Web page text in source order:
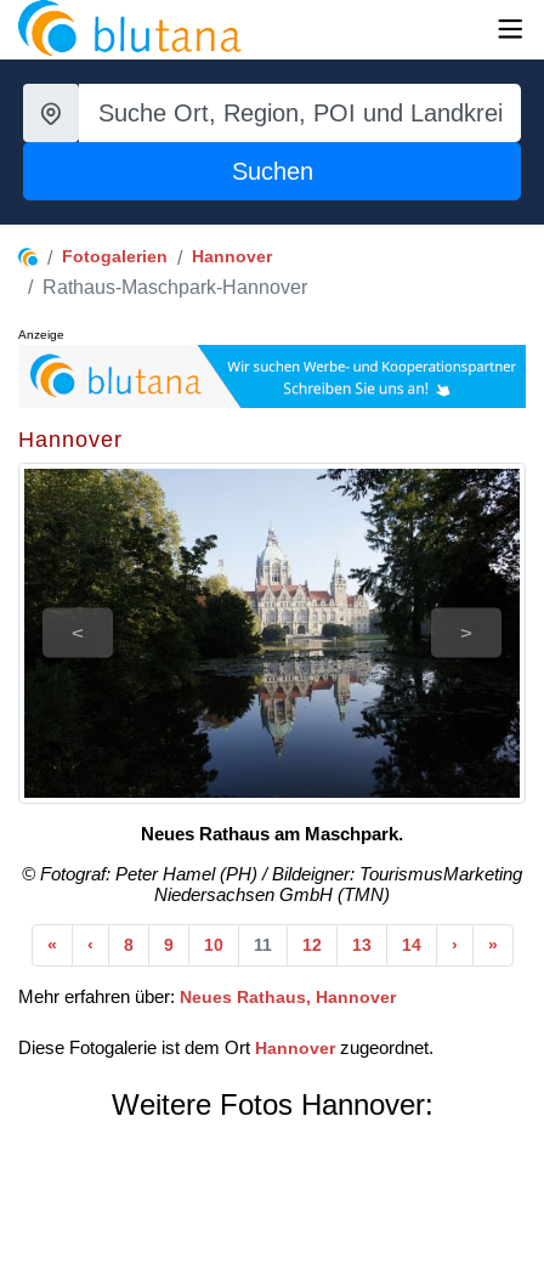
Suchen
Fotogalerien Hannover
Rathaus-Maschpark-Hannover
Anzeige
Hannover
< >
Neues Rathaus am Maschpark.
© Fotograf: Peter Hamel (PH) / Bildeigner: TourismusMarketing
Niedersachsen GmbH (TMN)
«Anfang
‹Vorherige
8 9 10 11 12 13 14 ›Nächste
»Ende
Mehr erfahren über: Neues Rathaus, Hannover
Diese Fotogalerie ist dem Ort Hannoverzugeordnet.
Weitere Fotos Hannover: